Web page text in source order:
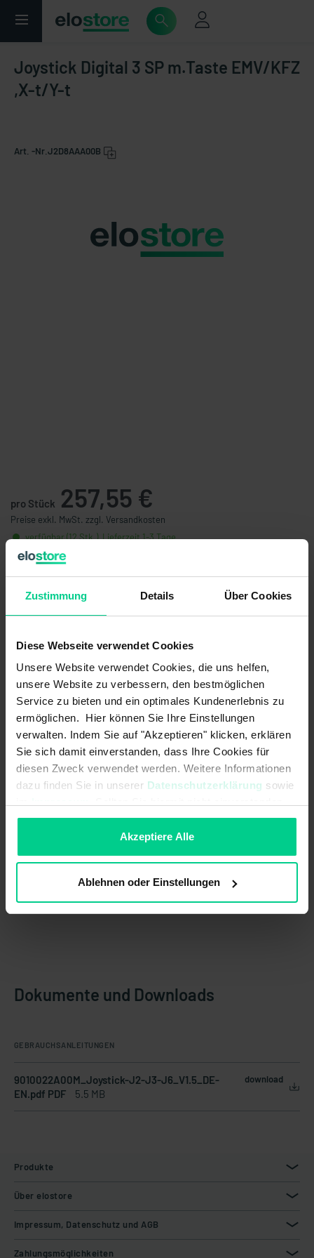
Zustimmung Details Über Cookies
Diese Webseite verwendet Cookies
Unsere Website verwendet Cookies, die uns helfen,
unsere Website zu verbessern, den bestmöglichen
Service zu bieten und ein optimales Kundenerlebnis zu
ermöglichen. Hier können Sie Ihre Einstellungen
verwalten. Indem Sie auf "Akzeptieren" klicken, erklären
Sie sich damit einverstanden, dass Ihre Cookies für
diesen Zweck verwendet werden. Weitere Informationen
dazu finden Sie in unserer Datenschutzerklärung sowie
sein, können Sie die Verwendung von Cookies hier
Akzeptiere Alle
Ablehnen oder Einstellungen
Joystick Digital 3 SP m.Taste EMV/KFZ
,X-t/Y-t
Art. -Nr. J2D8AAA00B
pro Stück 257,55 €
Preise exkl. MwSt. zzgl. Versandkosten
verfügbar (12 Stk.), Lieferzeit 1-3 Tage
Stückzahl Preis
ab 6 Stk. 244,67 €
ab 12 Stk.
226,32 €
- 12 %
ab 96 Stk.
164,99 € - 36 %
In den Warenkorb
Angebot erstellen
Ursprungsland Deutschland
0.25 kg
Dokumente und Downloads
GEBRAUCHSANLEITUNGEN
9010022A00M_Joystick-J2-J3-J6_V1.5_DE-
EN.pdf PDF
5.5 MB
download
Produkte
Über elostore
Impressum, Datenschutz und AGB
Zahlungsmöglichkeiten